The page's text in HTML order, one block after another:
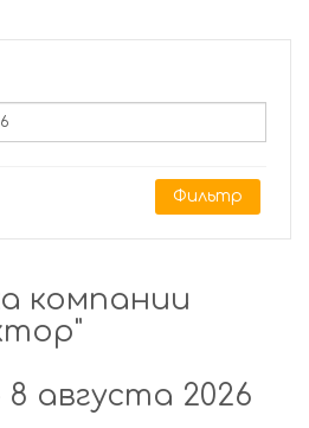
Фильтр
компании
8 августа 2026